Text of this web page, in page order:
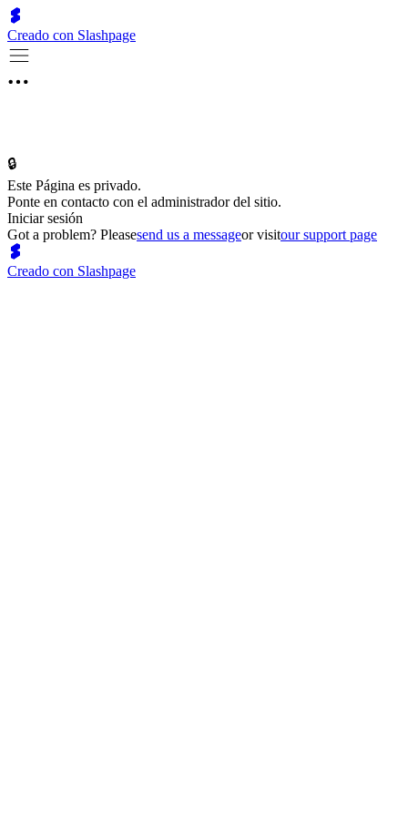
Creado con Slashpage
🔒
Este Página es privado.
Ponte en contacto con el administrador del sitio.
Iniciar sesión
Got a problem? Pleasesend us a messageor visitour support page
Creado con Slashpage